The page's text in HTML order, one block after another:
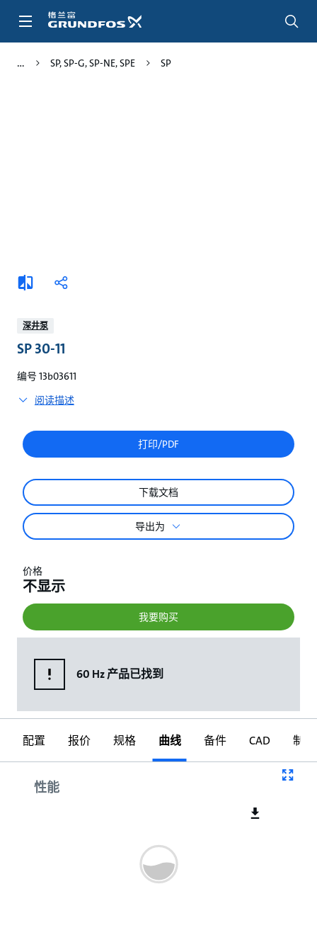
SP, SP-G, SP-NE, SPE SP
添
加
较
分
深井泵
SP 30-11
编号 13b03611
阅读描述
打印/PDF
下载文档
导出为
价格
不显示
我要购买
60 Hz 产品已找到
配置 报价 规格 曲线 备件 CAD 制图
性能